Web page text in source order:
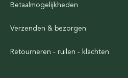
Betaalmogelijkheden
Verzenden & bezorgen
Retourneren - ruilen - klachten